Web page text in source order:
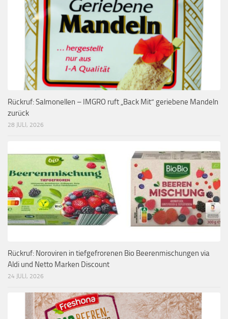
Rückruf: Salmonellen – IMGRO ruft „Back Mit“ geriebene Mandeln
zurück
28 JULI, 2026
Rückruf: Noroviren in tiefgefrorenen Bio Beerenmischungen via
Aldi und Netto Marken Discount
24 JULI, 2026